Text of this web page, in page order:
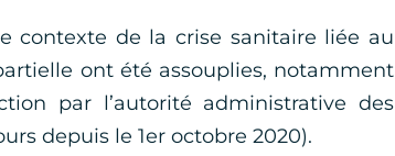
contexte de la crise sanitaire liée au
ont été assouplies, notamment
par l’autorité administrative des
depuis le 1er octobre 2020).